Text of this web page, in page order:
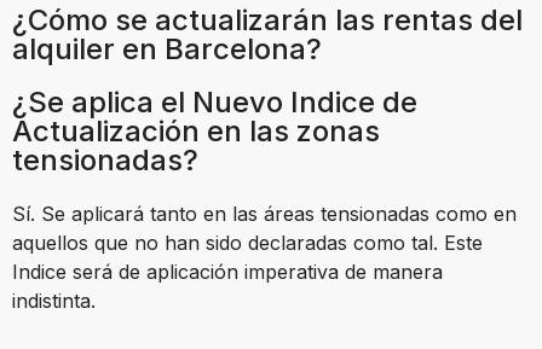
¿Cómo se actualizarán las rentas del
alquiler en Barcelona?
¿Se aplica el Nuevo Indice de
Actualización en las zonas
tensionadas?
Sí. Se aplicará tanto en las áreas tensionadas como en
aquellos que no han sido declaradas como tal. Este
Indice será de aplicación imperativa de manera
indistinta.